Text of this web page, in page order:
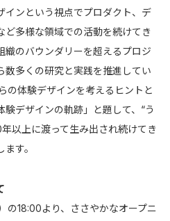
インという視点でプロダクト、デ
ど多様な領域での活動を続けてき
織のバウンダリーを超えるプロジ
数多くの研究と実践を推進してい
の体験デザインを考えるヒントと
デザインの軌跡」と題して、“う
以上に渡って生み出され続けてき
す。
の18:00より、ささやかなオープニ